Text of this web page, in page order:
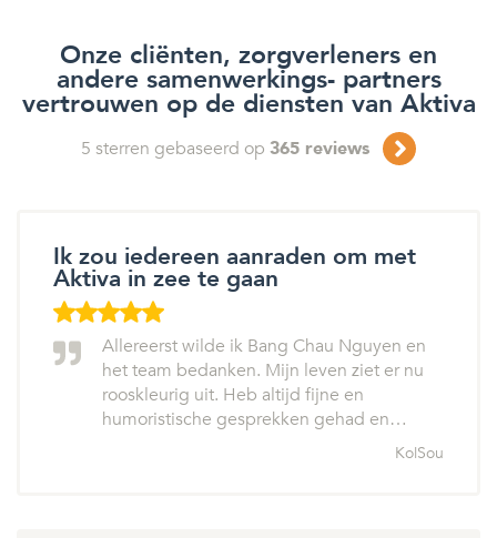
Onze cliënten, zorgverleners en
andere samenwerkings- partners
vertrouwen op de diensten van Aktiva
5 sterren gebaseerd op 365 reviews
Ik zou iedereen aanraden om met
Aktiva in zee te gaan
Allereerst wilde ik Bang Chau Nguyen en
het team bedanken. Mijn leven ziet er nu
rooskleurig uit. Heb altijd fijne en
humoristische gesprekken gehad en…
KolSou